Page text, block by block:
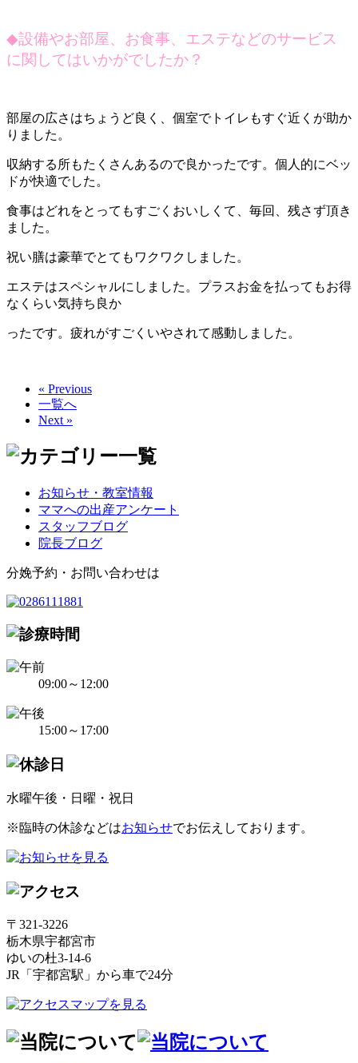
◆設備やお部屋、お食事、エステなどのサービス
に関してはいかがでしたか？
部屋の広さはちょうど良く、個室でトイレもすぐ近くが助か
りました。
収納する所もたくさんあるので良かったです。個人的にベッ
ドが快適でした。
食事はどれをとってもすごくおいしくて、毎回、残さず頂き
ました。
祝い膳は豪華でとてもワクワクしました。
エステはスペシャルにしました。プラスお金を払ってもお得
なくらい気持ち良か
ったです。疲れがすごくいやされて感動しました。
« Previous
一覧へ
Next »
お知らせ・教室情報
ママへの出産アンケート
スタッフブログ
院長ブログ
分娩予約・お問い合わせは
09:00～12:00
15:00～17:00
水曜午後・日曜・祝日
※臨時の休診などはお知らせでお伝えしております。
〒321-3226
栃木県宇都宮市
ゆいの杜3-14-6
JR「宇都宮駅」から車で24分